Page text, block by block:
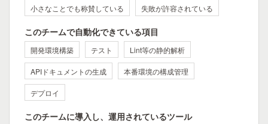
小さなことでも称賛している 失敗が許容されている
このチームで自動化できている項目
開発環境構築 テスト Lint等の静的解析
APIドキュメントの生成 本番環境の構成管理
デプロイ
このチームに導入し、運用されているツール